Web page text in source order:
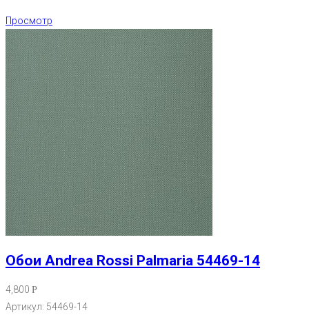
Просмотр
Обои Andrea Rossi Palmaria 54469-14
4,800 Р
Артикул: 54469-14